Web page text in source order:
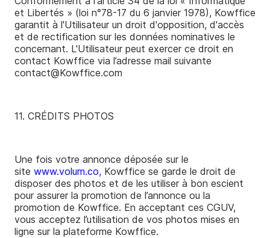
et Libertés » (loi n°78­-17 du 6 janvier 1978), Kowffice
garantit à l'Utilisateur un droit d'opposition, d'accès
et de rectification sur les données nominatives le
concernant. L'Utilisateur peut exercer ce droit en
contact Kowffice via l’adresse mail suivante
contact@Kowffice.com
11. CRÉDITS PHOTOS
Une fois votre annonce déposée sur le
site www.volum.co, Kowffice se garde le droit de
disposer des photos et de les utiliser à bon escient
pour assurer la promotion de l’annonce ou la
promotion de Kowffice. En acceptant ces CGUV,
vous acceptez l’utilisation de vos photos mises en
ligne sur la plateforme Kowffice.